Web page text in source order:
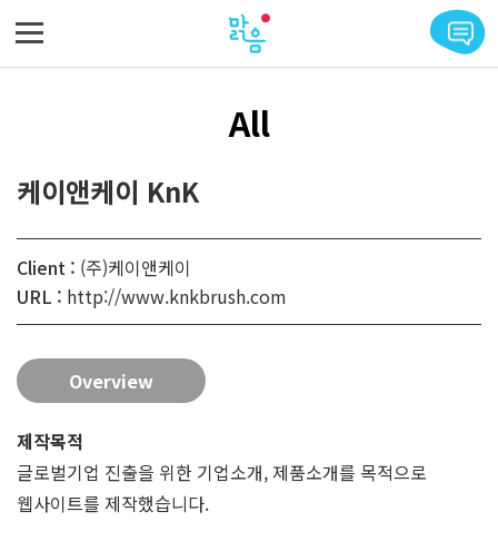
All
케이앤케이 KnK
Client : (주)케이앤케이
URL : http://www.knkbrush.com
Overview
제작목적
글로벌기업 진출을 위한 기업소개, 제품소개를 목적으로
웹사이트를 제작했습니다.